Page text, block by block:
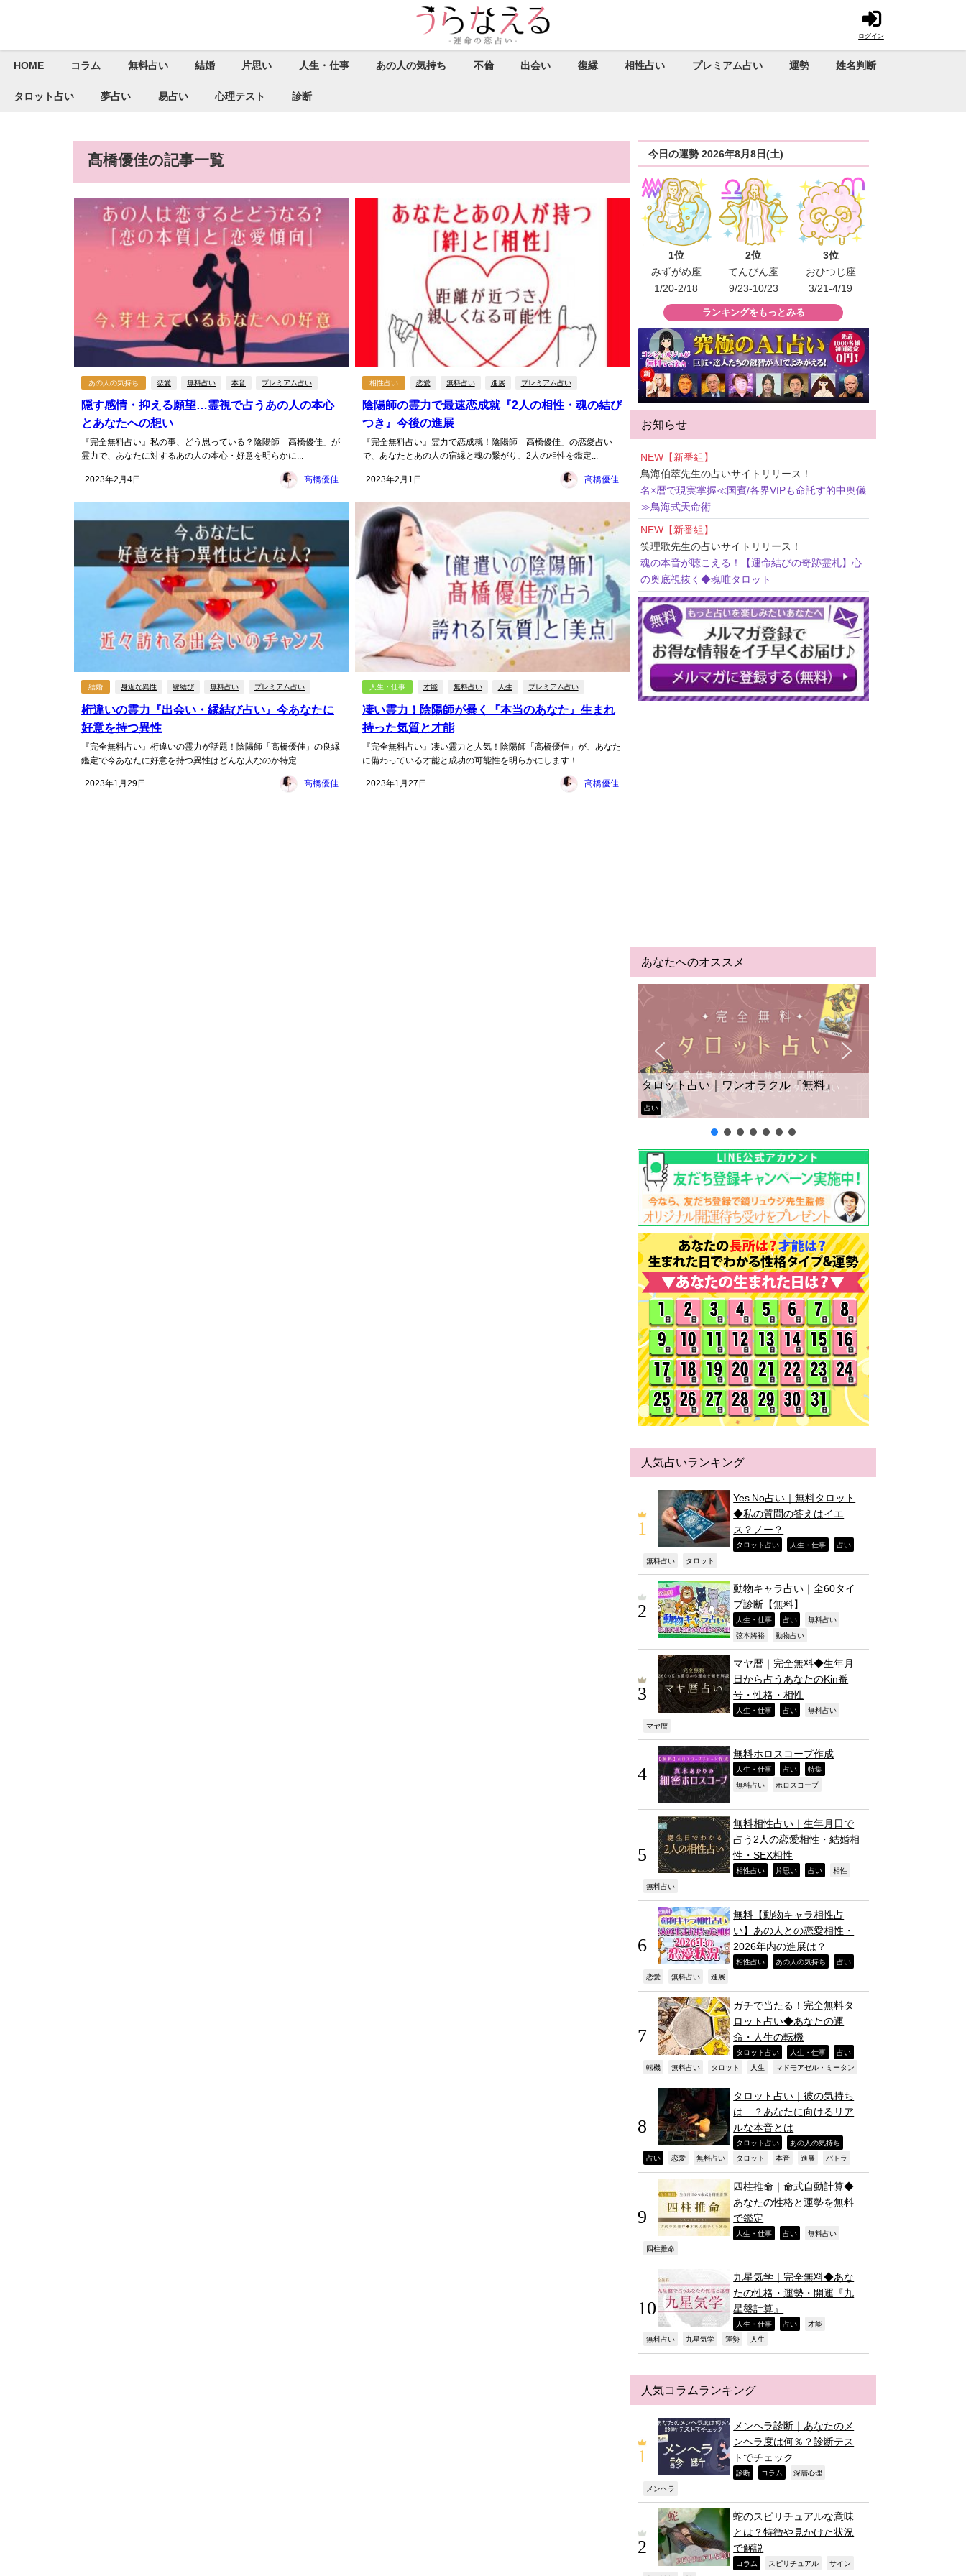
ログイン
HOME コラム 無料占い 結婚 片思い 人生・仕事 あの人の気持ち 不倫 出会い 復縁 相性占い プレミアム占い 運勢 姓名判断
タロット占い 夢占い 易占い 心理テスト 診断
髙橋優佳の記事一覧
あの人の気持ち 恋愛 無料占い 本音 プレミアム占い
隠す感情・抑える願望…霊視で占うあの人の本心
とあなたへの想い
『完全無料占い』私の事、どう思っている？陰陽師「高橋優佳」が
霊力で、あなたに対するあの人の本心・好意を明らかに...
2023年2月4日 髙橋優佳
相性占い 恋愛 無料占い 進展 プレミアム占い
陰陽師の霊力で最速恋成就『2人の相性・魂の結び
つき』今後の進展
『完全無料占い』霊力で恋成就！陰陽師「高橋優佳」の恋愛占い
で、あなたとあの人の宿縁と魂の繋がり、2人の相性を鑑定...
2023年2月1日 髙橋優佳
結婚 身近な異性 縁結び 無料占い プレミアム占い
桁違いの霊力『出会い・縁結び占い』今あなたに
好意を持つ異性
『完全無料占い』桁違いの霊力が話題！陰陽師「高橋優佳」の良縁
鑑定で今あなたに好意を持つ異性はどんな人なのか特定...
2023年1月29日 髙橋優佳
人生・仕事 才能 無料占い 人生 プレミアム占い
凄い霊力！陰陽師が暴く『本当のあなた』生まれ
持った気質と才能
『完全無料占い』凄い霊力と人気！陰陽師「高橋優佳」が、あなた
に備わっている才能と成功の可能性を明らかにします！...
2023年1月27日 髙橋優佳
今日の運勢 2026年8月8日(土)
1位
みずがめ座
1/20-2/18
2位
てんびん座
9/23-10/23
3位
おひつじ座
3/21-4/19
ランキングをもっとみる
お知らせ
NEW【新番組】
鳥海伯萃先生の占いサイトリリース！
名×暦で現実掌握≪国賓/各界VIPも命託す的中奥儀
≫鳥海式天命術
NEW【新番組】
笑理歌先生の占いサイトリリース！
魂の本音が聴こえる！【運命結びの奇跡霊札】心
の奥底視抜く◆魂唯タロット
あなたへのオススメ
タロット占い｜ワンオラクル『無料』
占い
人気占いランキング
Yes No占い｜無料タロット
◆私の質問の答えはイエ
ス？ノー？
タロット占い 人生・仕事 占い
無料占い タロット
動物キャラ占い｜全60タイ
プ診断【無料】
人生・仕事 占い 無料占い
弦本將裕 動物占い
マヤ暦｜完全無料◆生年月
日から占うあなたのKin番
号・性格・相性
人生・仕事 占い 無料占い
マヤ暦
無料ホロスコープ作成
人生・仕事 占い 特集
無料占い ホロスコープ
無料相性占い｜生年月日で
占う2人の恋愛相性・結婚相
性・SEX相性
相性占い 片思い 占い 相性
無料占い
無料【動物キャラ相性占
い】あの人との恋愛相性・
2026年内の進展は？
相性占い あの人の気持ち 占い
恋愛 無料占い 進展
ガチで当たる！完全無料タ
ロット占い◆あなたの運
命・人生の転機
タロット占い 人生・仕事 占い
転機 無料占い タロット 人生 マドモアゼル・ミータン
タロット占い｜彼の気持ち
は…？あなたに向けるリア
ルな本音とは
タロット占い あの人の気持ち
占い 恋愛 無料占い タロット 本音 進展 パトラ
四柱推命｜命式自動計算◆
あなたの性格と運勢を無料
で鑑定
人生・仕事 占い 無料占い
四柱推命
九星気学｜完全無料◆あな
たの性格・運勢・開運『九
星盤計算』
人生・仕事 占い 才能
無料占い 九星気学 運勢 人生
人気コラムランキング
メンヘラ診断｜あなたのメ
ンヘラ度は何％？診断テス
トでチェック
診断 コラム 深層心理
メンヘラ
蛇のスピリチュアルな意味
とは？特徴や見かけた状況
で解説
コラム スピリチュアル サイン